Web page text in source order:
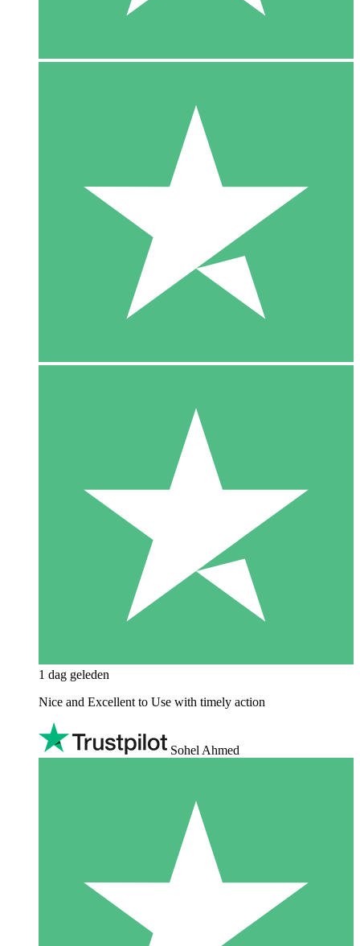
1 dag geleden
Nice and Excellent to Use with timely action
Sohel Ahmed